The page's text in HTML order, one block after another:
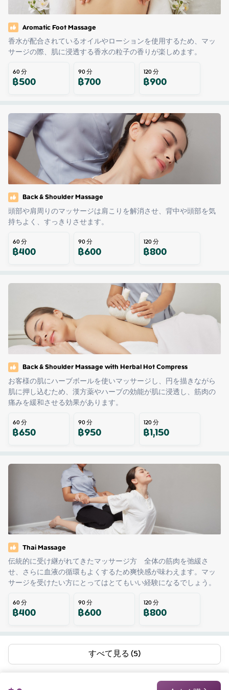
Aromatic Foot Massage
香水が配合されているオイルやローションを使用するため、マッ
サージの際、肌に浸透する香水の粒子の香りが楽しめます。
60分
฿500 90分
฿700 120分
฿900
Back & Shoulder Massage
頭部や肩周りのマッサージは肩こりを解消させ、背中や頭部を気
持ちよく、すっきりさせます。
60分
฿400 90分
฿600 120分
฿800
Back & Shoulder Massage with Herbal Hot Compress
お客様の肌にハーブボールを使いマッサージし、円を描きながら
肌に押し込むため、漢方薬やハーブの効能が肌に浸透し、筋肉の
痛みを緩和させる効果があります。
60分
฿650 90分
฿950 120分
฿1,150
Thai Massage
伝統的に受け継がれてきたマッサージ方　全体の筋肉を弛緩さ
せ、さらに血液の循環もよくするため爽快感が味わえます。マッ
サージを受けたい方にとってはとてもいい経験になるでしょう。
60分
฿400 90分
฿600 120分
฿800
すべて見る (5)